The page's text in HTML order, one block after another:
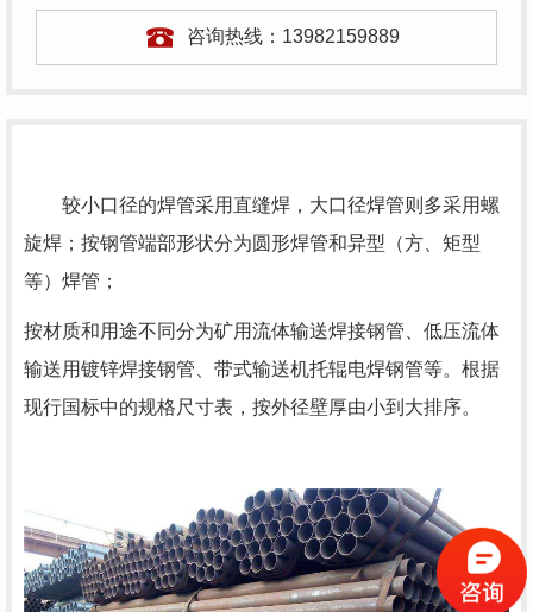
咨询热线： 13982159889
较小口径的焊管采用直缝焊，大口径焊管则多采用螺
旋焊；按钢管端部形状分为圆形焊管和异型（方、矩型
等）焊管；
按材质和用途不同分为矿用流体输送焊接钢管、低压流体
输送用镀锌焊接钢管、带式输送机托辊电焊钢管等。根据
现行国标中的规格尺寸表，按外径壁厚由小到大排序。